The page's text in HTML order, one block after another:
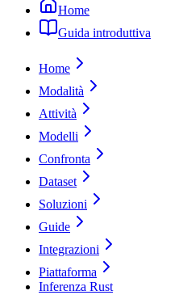
Home
Guida introduttiva
Home
Modalità
Attività
Modelli
Confronta
Dataset
Soluzioni
Guide
Integrazioni
Piattaforma
Inferenza Rust